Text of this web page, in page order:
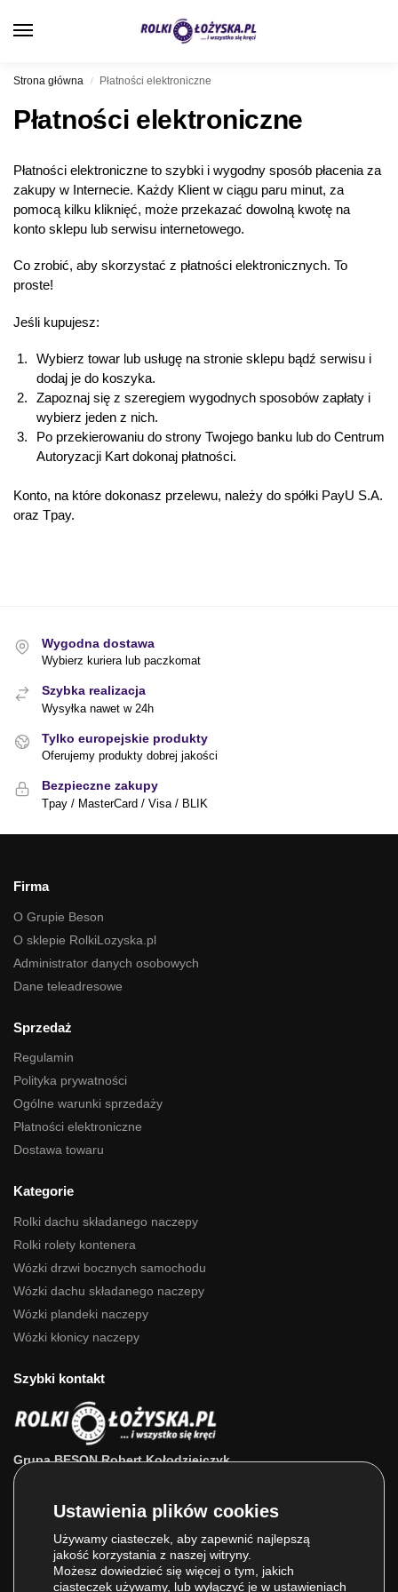
Strona główna / Płatności elektroniczne
Płatności elektroniczne
Płatności elektroniczne to szybki i wygodny sposób płacenia za
zakupy w Internecie. Każdy Klient w ciągu paru minut, za
pomocą kilku kliknięć, może przekazać dowolną kwotę na
konto sklepu lub serwisu internetowego.
Co zrobić, aby skorzystać z płatności elektronicznych. To
proste!
Jeśli kupujesz:
Wybierz towar lub usługę na stronie sklepu bądź serwisu i
dodaj je do koszyka.
Zapoznaj się z szeregiem wygodnych sposobów zapłaty i
wybierz jeden z nich.
Po przekierowaniu do strony Twojego banku lub do Centrum
Autoryzacji Kart dokonaj płatności.
Konto, na które dokonasz przelewu, należy do spółki PayU S.A.
oraz Tpay.
Wygodna dostawa
Wybierz kuriera lub paczkomat
Szybka realizacja
Wysyłka nawet w 24h
Tylko europejskie produkty
Oferujemy produkty dobrej jakości
Bezpieczne zakupy
Tpay / MasterCard / Visa / BLIK
Firma
O Grupie Beson
O sklepie RolkiLozyska.pl
Administrator danych osobowych
Dane teleadresowe
Sprzedaż
Regulamin
Polityka prywatności
Ogólne warunki sprzedaży
Płatności elektroniczne
Dostawa towaru
Kategorie
Rolki dachu składanego naczepy
Rolki rolety kontenera
Wózki drzwi bocznych samochodu
Wózki dachu składanego naczepy
Wózki plandeki naczepy
Wózki kłonicy naczepy
Szybki kontakt
Grupa BESON Robert Kołodziejczyk
ul. Powstańców Wlkp. 63a
E-mail:sklep@rolkilozyska.pl
Używamy ciasteczek, aby zapewnić najlepszą
jakość korzystania z naszej witryny.
Możesz dowiedzieć się więcej o tym, jakich
ciasteczek używamy, lub wyłączyć je w ustawieniach